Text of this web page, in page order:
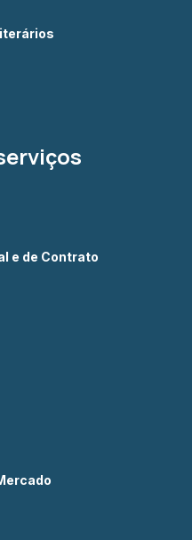
e de Contrato